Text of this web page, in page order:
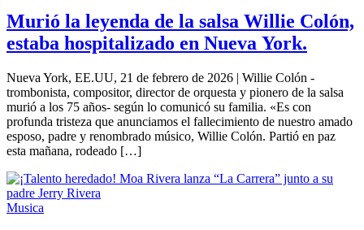
Murió la leyenda de la salsa Willie Colón,
estaba hospitalizado en Nueva York.
Nueva York, EE.UU, 21 de febrero de 2026 | Willie Colón -
trombonista, compositor, director de orquesta y pionero de la salsa
murió a los 75 años- según lo comunicó su familia. «Es con
profunda tristeza que anunciamos el fallecimiento de nuestro amado
esposo, padre y renombrado músico, Willie Colón. Partió en paz
esta mañana, rodeado […]
Musica